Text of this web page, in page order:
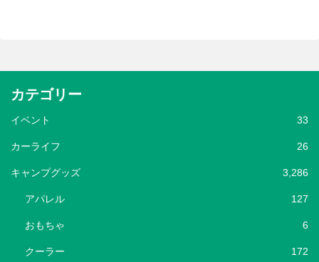
カテゴリー
イベント 33
カーライフ 26
キャンプグッズ 3,286
アパレル 127
おもちゃ 6
クーラー 172